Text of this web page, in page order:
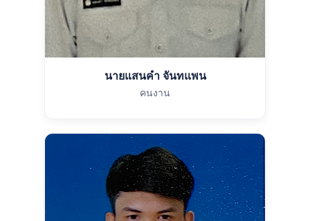
นายแสนคำ จันทแพน
คนงาน